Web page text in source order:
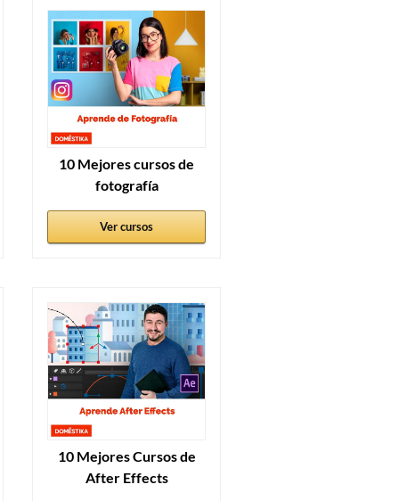
10 Mejores cursos de
fotografía
Ver cursos
10 Mejores Cursos de
After Effects